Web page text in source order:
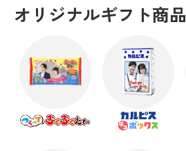
オリジナルギフト商品